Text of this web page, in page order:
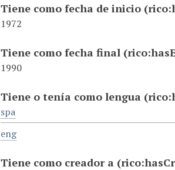
Tiene como fecha de inicio
1972
Tiene como fecha final
1990
Tiene o tenía como lengua
spa
eng
Tiene como creador a